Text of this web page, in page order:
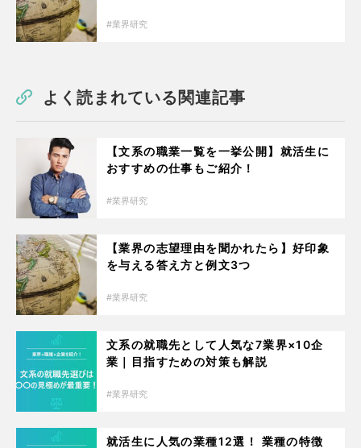
業界研究
よく読まれている関連記事
【文系の職業一覧を一挙公開】就活生に
おすすめの仕事もご紹介！
業界研究
【業界の志望理由を聞かれたら】好印象
を与える答え方と例文3つ
業界研究
文系の就職先として人気な7業界×10企
業｜目指すための対策も解説
業界研究
就活生に人気の業種12選！ 業種の特徴